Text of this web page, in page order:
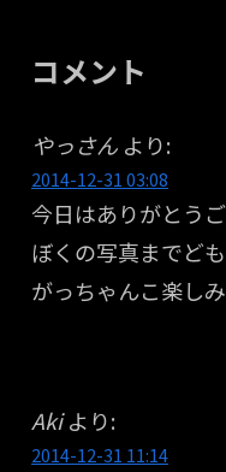
コメント
やっさん より:
2014-12-31 03:08
今日はありがとう
ぼくの写真までど
がっちゃんこ楽し
Aki より:
2014-12-31 11:14